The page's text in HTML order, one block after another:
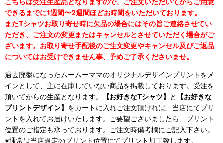
こちらは受注生産品となりますので、ご注文いただいてからご用意
できるまでに1週間〜2週間ほどお時間をいただいております。
またTシャツお取り寄せ時に欠品の場合にはその旨ご連絡させてい
ただき、ご注文の変更またはキャンセルとさせていただく場合がご
ざいます。お取り寄せ手配後のご注文変更やキャンセル及びご返品
についてはお受けできません事、予めご了承くださいませ。
過去廃盤になったムームーママのオリジナルデザインプリントをメ
インとして、主に在庫していない商品を掲載しております。受注を
頂いてからの生産となります。
【お好きなTシャツ】 と
【お好きな
プリントデザイン】 をカートに入れご注文頂ければ、当店にてプリ
ントを入れてお届けいたします。ご要望ございましたら、プリント
位置のご指定も承っております。ご注文時備考欄にご記入下さい。
※通常は当店規定のプリント位置にてプリント加工致します。